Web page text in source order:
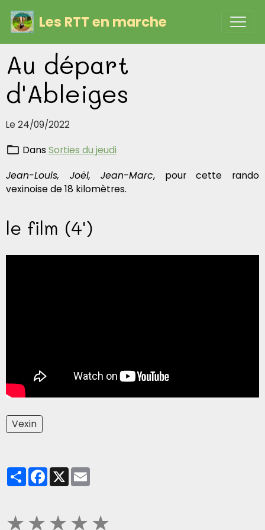
Les RTT en marche
Au départ
d'Ableiges
Le 24/09/2022
DansSorties du jeudi
Jean-Louis, Joël, Jean-Marc, pour cette rando
vexinoise de 18 kilomètres.
le film (4')
Vexin
PartagerFacebook
X
★★★★★